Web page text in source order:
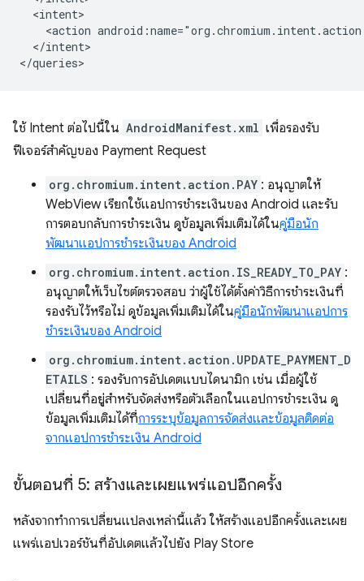
<action
</intent>
ใช้ Intent ต่อไปนี้ใน AndroidManifest.xml เพื่อรองรับ
ฟีเจอร์สำคัญของ Payment Request
org.chromium.intent.action.PAY : อนุญาตให้
WebView เรียกใช้แอปการชำระเงินของ Android และรับ
การตอบกลับการชำระเงิน ดูข้อมูลเพิ่มเติมได้ในคู่มือนัก
พัฒนาแอปการชำระเงินของ Android
org.chromium.intent.action.IS_READY_TO_PAY :
อนุญาตให้เว็บไซต์ตรวจสอบ ว่าผู้ใช้ได้ตั้งค่าวิธีการชำระเงินที่
รองรับไว้หรือไม่ ดูข้อมูลเพิ่มเติมได้ในคู่มือนักพัฒนาแอปการ
ชำระเงินของ Android
org.chromium.intent.action.UPDATE_PAYMENT_D
ETAILS : รองรับการอัปเดตแบบไดนามิก เช่น เมื่อผู้ใช้
เปลี่ยนที่อยู่สำหรับจัดส่งหรือตัวเลือกในแอปการชำระเงิน ดู
ข้อมูลเพิ่มเติมได้ที่การระบุข้อมูลการจัดส่งและข้อมูลติดต่อ
จากแอปการชำระเงิน Android
ขั้นตอนที่ 5: สร้างและเผยแพร่แอปอีกครั้ง
หลังจากทำการเปลี่ยนแปลงเหล่านี้แล้ว ให้สร้างแอปอีกครั้งและเผย
แพร่แอปเวอร์ชันที่อัปเดตแล้วไปยัง Play Store